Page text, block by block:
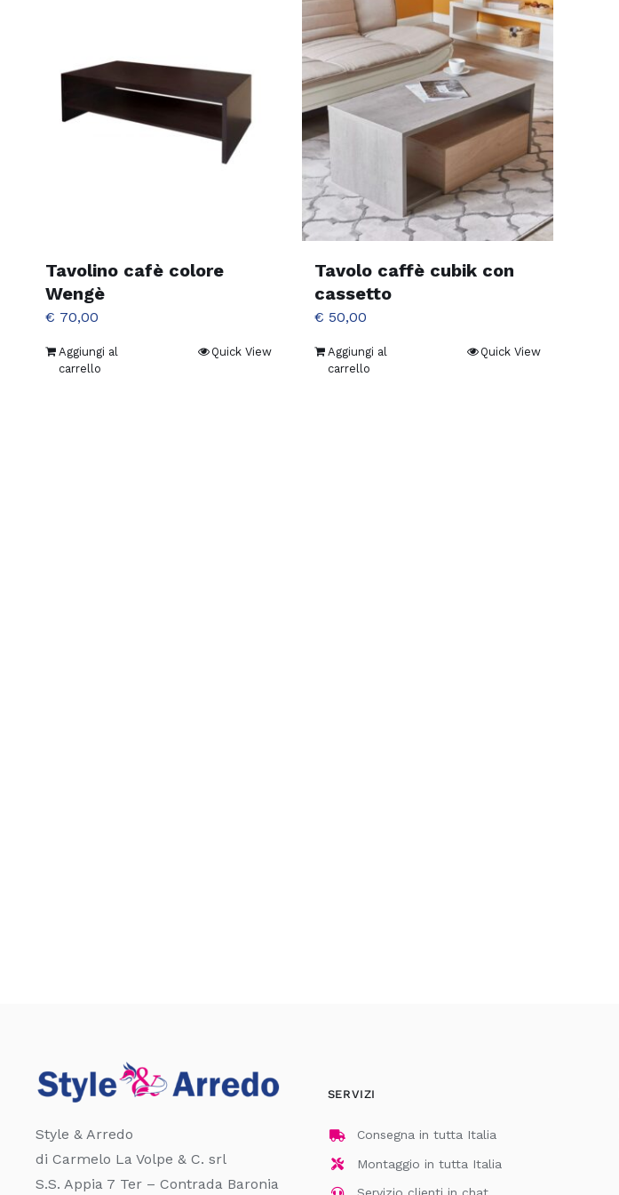
Tavolino cafè colore
Wengè
€ 70,00
Aggiungi al
carrello
Quick View
Tavolo caffè cubik con
cassetto
€ 50,00
Aggiungi al
carrello
Quick View
Style & Arredo
di Carmelo La Volpe & C. srl
S.S. Appia 7 Ter – Contrada Baronia
SERVIZI
Consegna in tutta Italia
Montaggio in tutta Italia